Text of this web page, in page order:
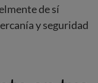
de sí
y seguridad